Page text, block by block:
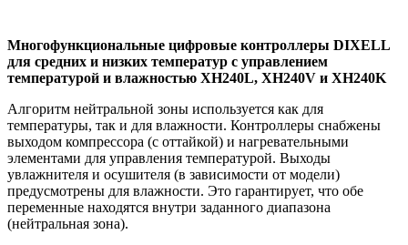
Многофункциональные цифровые контроллеры DIXELL
для средних и низких температур с управлением
температурой и влажностью XH240L, XH240V и XH240K
Алгоритм нейтральной зоны используется как для
температуры, так и для влажности. Контроллеры снабжены
выходом компрессора (с оттайкой) и нагревательными
элементами для управления температурой. Выходы
увлажнителя и осушителя (в зависимости от модели)
предусмотрены для влажности. Это гарантирует, что обе
переменные находятся внутри заданного диапазона
(нейтральная зона).